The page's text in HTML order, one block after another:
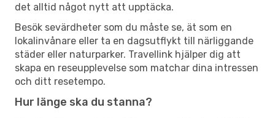
det alltid något nytt att upptäcka.
Besök sevärdheter som du måste se, ät som en
lokalinvånare eller ta en dagsutflykt till närliggande
städer eller naturparker. Travellink hjälper dig att
skapa en reseupplevelse som matchar dina intressen
och ditt resetempo.
Hur länge ska du stanna?